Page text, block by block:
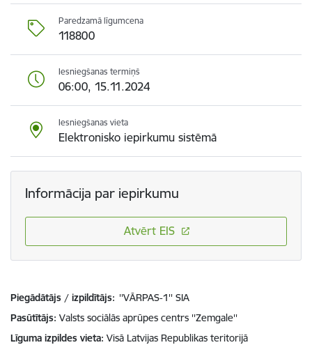
Paredzamā līgumcena
118800
Iesniegšanas termiņš
06:00, 15.11.2024
Iesniegšanas vieta
Elektronisko iepirkumu sistēmā
Informācija par iepirkumu
Atvērt EIS
Piegādātājs / izpildītājs: ''VĀRPAS-1'' SIA
Pasūtītājs Valsts sociālās aprūpes centrs ''Zemgale''
Līguma izpildes vieta Visā Latvijas Republikas teritorijā